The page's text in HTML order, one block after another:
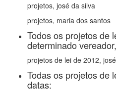
projetos, josé da silva
projetos, maria dos santos
Todos os projetos de
determinado
projetos de lei de 2012,
Todas os projetos de
datas: